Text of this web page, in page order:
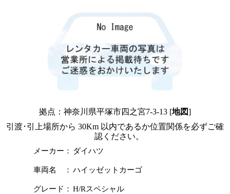
拠点：神奈川県平塚市四之宮7-3-13 [地図]
引渡･引上場所から 30Km 以内であるか位置関係を必ずご確
認ください。
メーカー： ダイハツ
車両名 ： ハイッゼットカーゴ
グレード： H/Rスペシャル